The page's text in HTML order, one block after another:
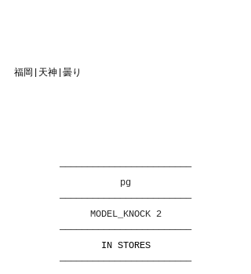
福岡|天神|曇り
————————————————————————
pg
————————————————————————
MODEL_KNOCK 2
————————————————————————
IN STORES
————————————————————————